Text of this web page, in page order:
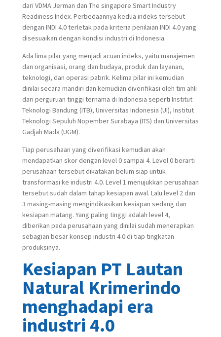
dari VDMA Jerman dan The singapore Smart Industry
Readiness Index. Perbedaannya kedua indeks tersebut
dengan INDI 4.0 terletak pada kriteria penilaian INDI 4.0 yang
disesuaikan dengan kondisi industri di Indonesia.
Ada lima pilar yang menjadi acuan indeks, yaitu manajemen
dan organisasi, orang dan budaya, produk dan layanan,
teknologi, dan operasi pabrik. Kelima pilar ini kemudian
dinilai secara mandiri dan kemudian diverifikasi oleh tim ahli
dari perguruan tinggi ternama di Indonesia seperti Institut
Teknologi Bandung (ITB), Universitas Indonesia (UI), Institut
Teknologi Sepuluh Nopember Surabaya (ITS) dan Universitas
Gadjah Mada (UGM).
Tiap perusahaan yang diverifikasi kemudian akan
mendapatkan skor dengan level 0 sampai 4. Level 0 berarti
perusahaan tersebut dikatakan belum siap untuk
transformasi ke industri 4.0. Level 1 menujukkan perusahaan
tersebut sudah dalam tahap kesiapan awal. Lalu level 2 dan
3 masing-masing mengindikasikan kesiapan sedang dan
kesiapan matang. Yang paling tinggi adalah level 4,
diberikan pada perusahaan yang dinilai sudah menerapkan
sebagian besar konsep industri 4.0 di tiap tingkatan
produksinya.
Kesiapan PT Lautan
Natural Krimerindo
menghadapi era
industri 4.0